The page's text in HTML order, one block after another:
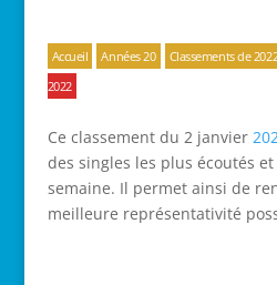
Accueil Années 20 Classements de
2022
Ce classement du 2 janvier
des singles les plus écoutés
semaine. Il permet ainsi de
meilleure représentativité